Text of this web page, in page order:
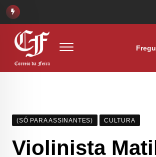
(SÓ PARA ASSINANTES) CULTURA
Violinista